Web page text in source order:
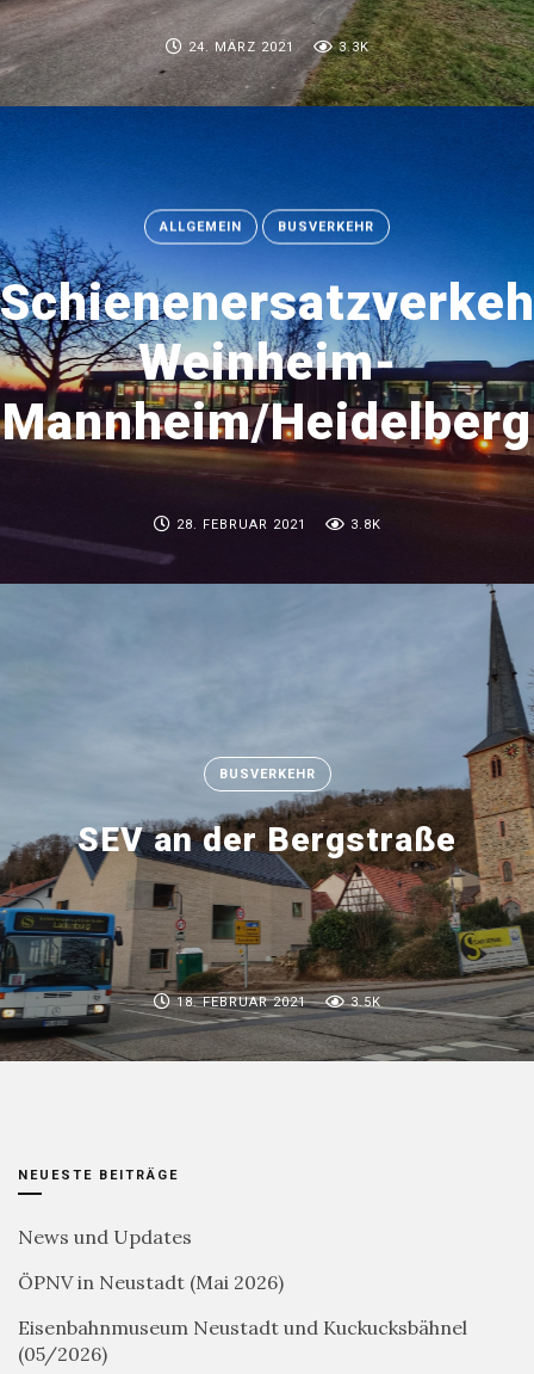
24. MÄRZ 2021 3.3K
ALLGEMEIN BUSVERKEHR
Weinheim-
Mannheim/Heidelberg
28. FEBRUAR 2021 3.8K
BUSVERKEHR
SEV an der Bergstraße
18. FEBRUAR 2021 3.5K
NEUESTE BEITRÄGE
News und Updates
ÖPNV in Neustadt (Mai 2026)
Eisenbahnmuseum Neustadt und Kuckucksbähnel
(05/2026)